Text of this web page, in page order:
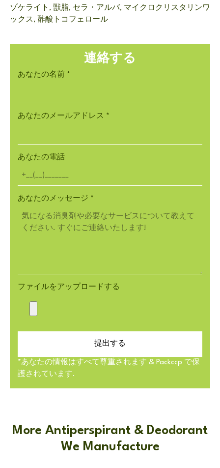
ゾケライト, 獣脂, セラ・アルバ, マイクロクリスタリンワ
ックス, 酢酸トコフェロール
連絡する
あなたの名前 *
あなたのメールアドレス *
あなたの電話
あなたのメッセージ *
ファイルをアップロードする
提出する
*あなたの情報はすべて尊重されます & Packccp で保
護されています.
More Antiperspirant & Deodorant
We Manufacture